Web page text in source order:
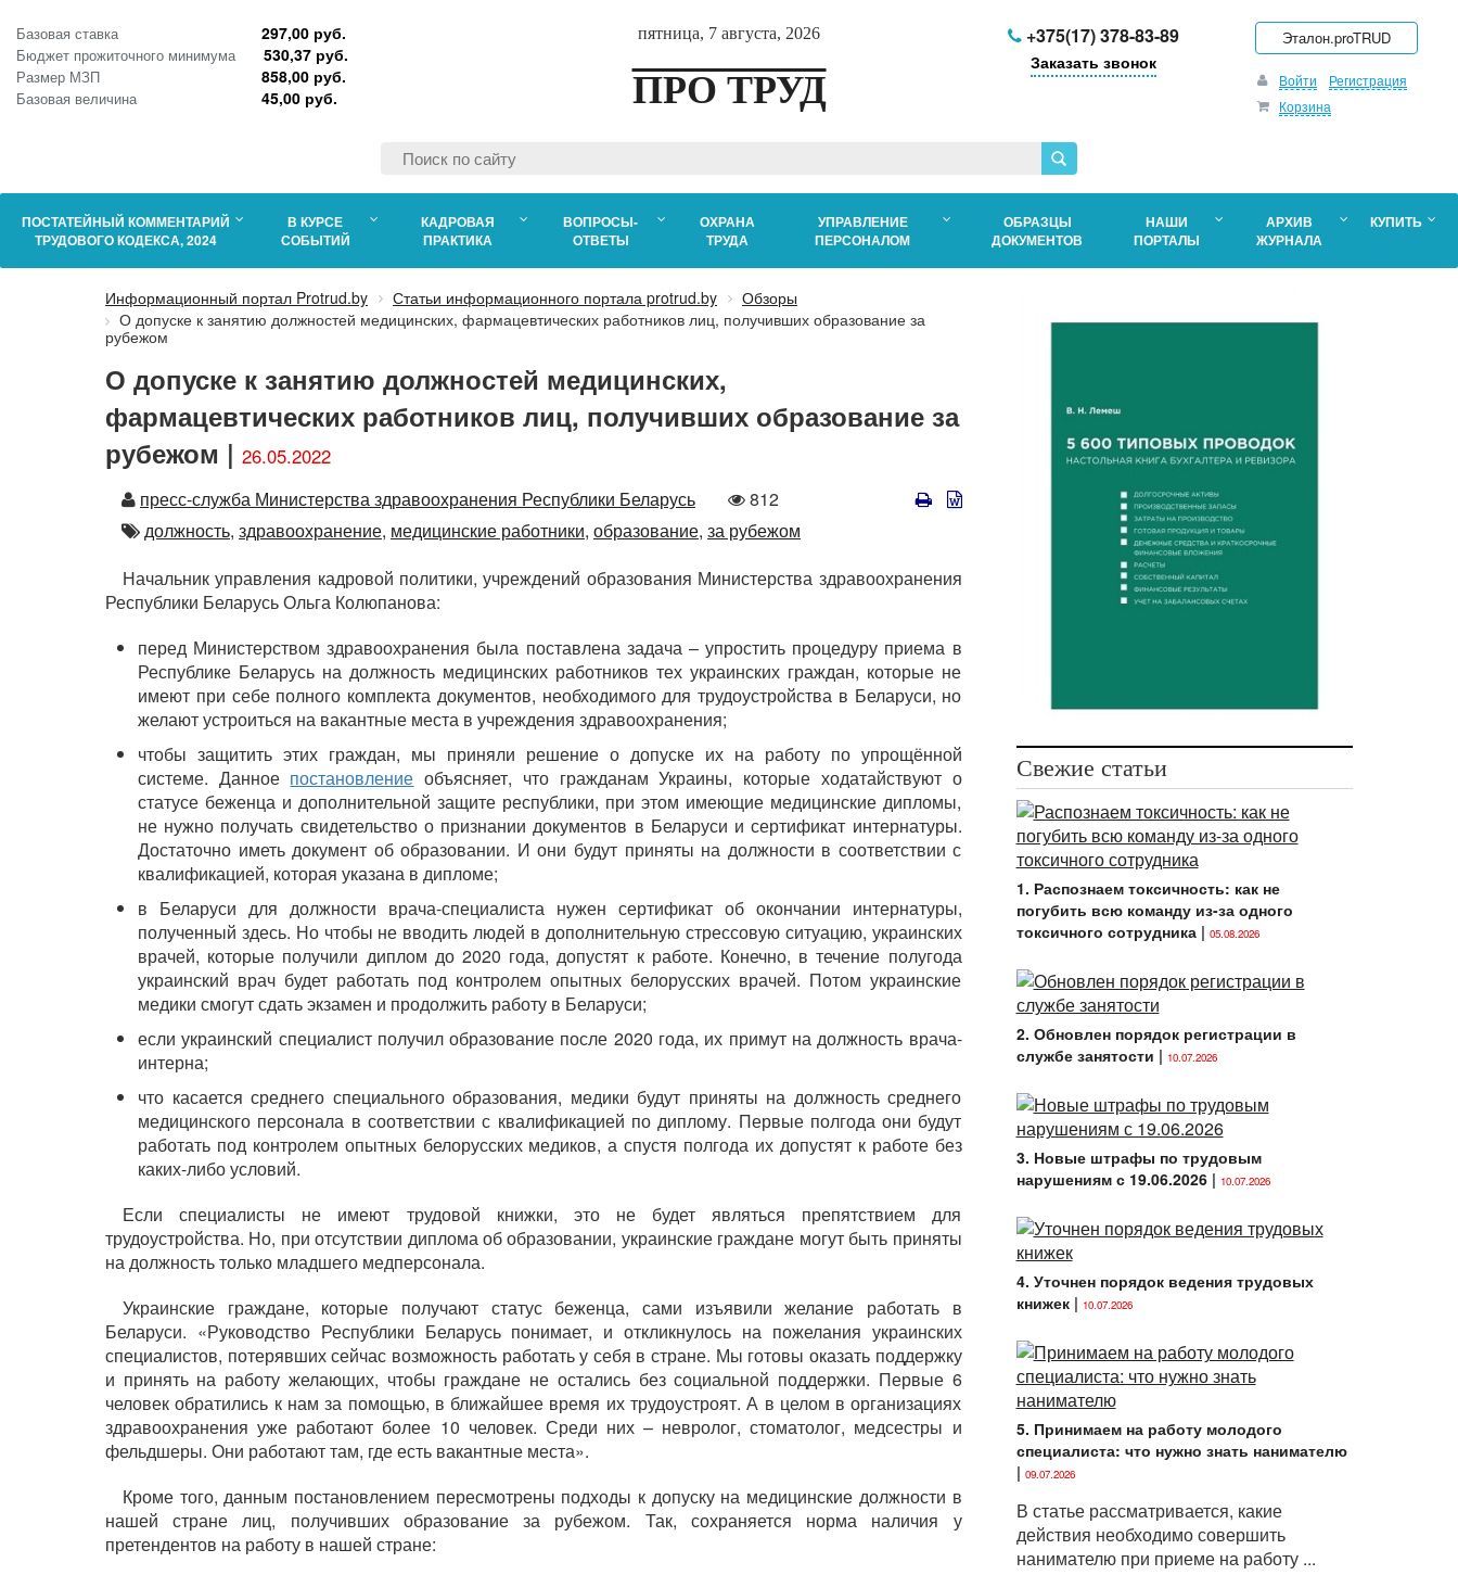
Базовая ставка 297,00 руб.
Бюджет прожиточного минимума 530,37 руб.
Размер МЗП 858,00 руб.
Базовая величина 45,00 руб.
пятница, 7 августа, 2026
ПРО ТРУД
+375(17) 378-83-89
Заказать звонок
Эталон.proTRUD
Войти
Регистрация
Корзина
ПОСТАТЕЙНЫЙ КОММЕНТАРИЙ
ТРУДОВОГО КОДЕКСА, 2024
В КУРСЕ
СОБЫТИЙ
КАДРОВАЯ
ПРАКТИКА
ВОПРОСЫ-
ОТВЕТЫ
ОХРАНА
ТРУДА
УПРАВЛЕНИЕ
ПЕРСОНАЛОМ
ОБРАЗЦЫ
ДОКУМЕНТОВ
НАШИ
ПОРТАЛЫ
АРХИВ
ЖУРНАЛА
КУПИТЬ
Информационный портал Protrud.by Статьи информационного портала protrud.by
Обзоры
О допуске к занятию должностей медицинских, фармацевтических работников лиц, получивших образование за
рубежом
О допуске к занятию должностей медицинских,
фармацевтических работников лиц, получивших образование за
рубежом | 26.05.2022
Автор
пресс-служба Министерства здравоохранения Республики Беларусь
Количество
просмотров
812
Автор
должность, здравоохранение, медицинские работники, образование, за рубежом
Начальник управления кадровой политики, учреждений образования Министерства здравоохранения
Республики Беларусь Ольга Колюпанова:
перед Министерством здравоохранения была поставлена задача – упростить процедуру приема в
Республике Беларусь на должность медицинских работников тех украинских граждан, которые не
имеют при себе полного комплекта документов, необходимого для трудоустройства в Беларуси, но
желают устроиться на вакантные места в учреждения здравоохранения;
чтобы защитить этих граждан, мы приняли решение о допуске их на работу по упрощённой
системе. Данное постановление объясняет, что гражданам Украины, которые ходатайствуют о
статусе беженца и дополнительной защите республики, при этом имеющие медицинские дипломы,
не нужно получать свидетельство о признании документов в Беларуси и сертификат интернатуры.
Достаточно иметь документ об образовании. И они будут приняты на должности в соответствии с
квалификацией, которая указана в дипломе;
в Беларуси для должности врача-специалиста нужен сертификат об окончании интернатуры,
полученный здесь. Но чтобы не вводить людей в дополнительную стрессовую ситуацию, украинских
врачей, которые получили диплом до 2020 года, допустят к работе. Конечно, в течение полугода
украинский врач будет работать под контролем опытных белорусских врачей. Потом украинские
медики смогут сдать экзамен и продолжить работу в Беларуси;
если украинский специалист получил образование после 2020 года, их примут на должность врача-
интерна;
что касается среднего специального образования, медики будут приняты на должность среднего
медицинского персонала в соответствии с квалификацией по диплому. Первые полгода они будут
работать под контролем опытных белорусских медиков, а спустя полгода их допустят к работе без
каких-либо условий.
Если специалисты не имеют трудовой книжки, это не будет являться препятствием для
трудоустройства. Но, при отсутствии диплома об образовании, украинские граждане могут быть приняты
на должность только младшего медперсонала.
Украинские граждане, которые получают статус беженца, сами изъявили желание работать в
Беларуси. «Руководство Республики Беларусь понимает, и откликнулось на пожелания украинских
специалистов, потерявших сейчас возможность работать у себя в стране. Мы готовы оказать поддержку
и принять на работу желающих, чтобы граждане не остались без социальной поддержки. Первые 6
человек обратились к нам за помощью, в ближайшее время их трудоустроят. А в целом в организациях
здравоохранения уже работают более 10 человек. Среди них – невролог, стоматолог, медсестры и
фельдшеры. Они работают там, где есть вакантные места».
Кроме того, данным постановлением пересмотрены подходы к допуску на медицинские должности в
нашей стране лиц, получивших образование за рубежом. Так, сохраняется норма наличия у
претендентов на работу в нашей стране:
Свежие статьи
1. Распознаем токсичность: как не
погубить всю команду из-за одного
токсичного сотрудника| 05.08.2026
2. Обновлен порядок регистрации в
службе занятости | 10.07.2026
3. Новые штрафы по трудовым
нарушениям с 19.06.2026| 10.07.2026
4. Уточнен порядок ведения трудовых
книжек| 10.07.2026
5. Принимаем на работу молодого
специалиста: что нужно знать нанимателю
| 09.07.2026
В статье рассматривается, какие
действия необходимо совершить
нанимателю при приеме на работу ...